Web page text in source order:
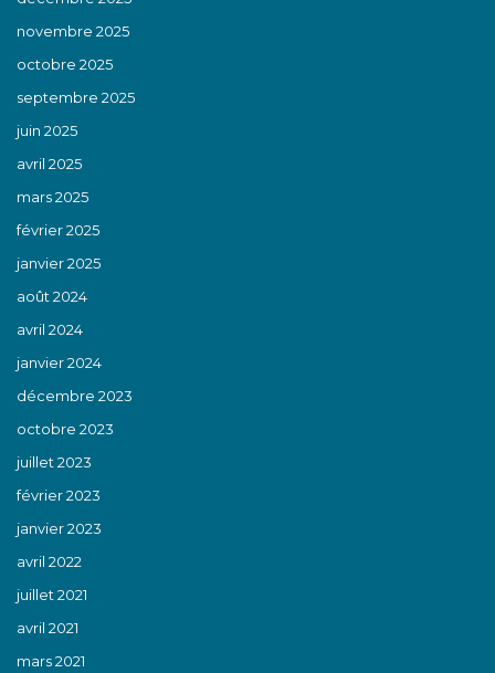
novembre 2025
octobre 2025
septembre 2025
juin 2025
avril 2025
mars 2025
février 2025
janvier 2025
août 2024
avril 2024
janvier 2024
décembre 2023
octobre 2023
juillet 2023
février 2023
janvier 2023
avril 2022
juillet 2021
avril 2021
mars 2021